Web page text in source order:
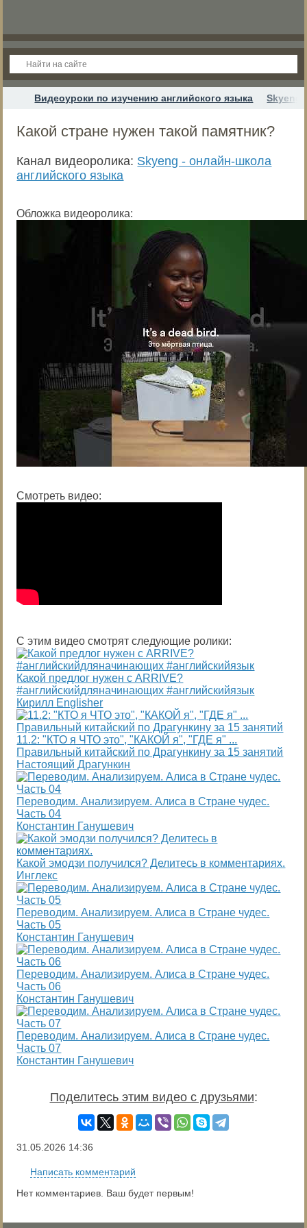
Видеоуроки по изучению английского языка Skyeng
Какой стране нужен такой памятник?
Канал видеоролика: Skyeng - онлайн-школа
английского языка
Обложка видеоролика:
Смотреть видео:
С этим видео смотрят следующие ролики:
Какой предлог нужен с ARRIVE?
#английскийдляначинающих #английскийязык
Кирилл Englisher
11.2: "КТО я ЧТО это", "КАКОЙ я", "ГДЕ я" ...
Правильный китайский по Драгункину за 15 занятий
Настоящий Драгункин
Переводим. Анализируем. Алиса в Стране чудес.
Часть 04
Константин Ганушевич
Какой эмодзи получился? Делитесь в комментариях.
Инглекс
Переводим. Анализируем. Алиса в Стране чудес.
Часть 05
Константин Ганушевич
Переводим. Анализируем. Алиса в Стране чудес.
Часть 06
Константин Ганушевич
Переводим. Анализируем. Алиса в Стране чудес.
Часть 07
Константин Ганушевич
Поделитесь этим видео с друзьями:
31.05.2026 14:36
Написать комментарий
Нет комментариев. Ваш будет первым!